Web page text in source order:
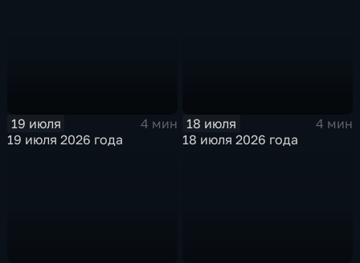
19 июля
4 мин
19 июля 2026 года
18 июля
4 мин
18 июля 2026 года